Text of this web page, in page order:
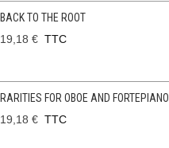
BACK TO THE ROOT
19,18 € TTC
RARITIES FOR OBOE AND FORTEPIANO
19,18 € TTC